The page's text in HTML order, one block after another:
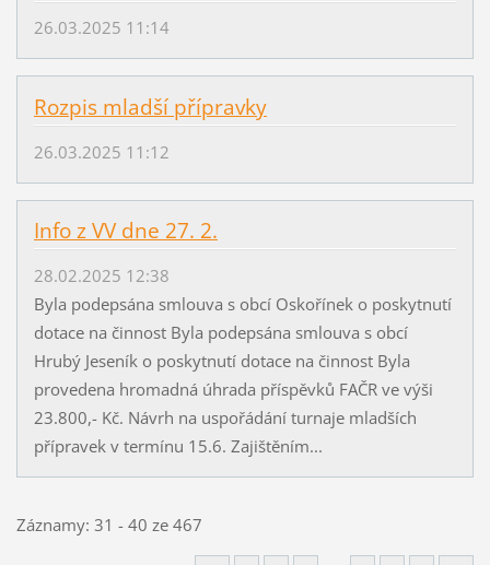
26.03.2025 11:14
Rozpis mladší přípravky
26.03.2025 11:12
Info z VV dne 27. 2.
28.02.2025 12:38
Byla podepsána smlouva s obcí Oskořínek o poskytnutí
dotace na činnost Byla podepsána smlouva s obcí
Hrubý Jeseník o poskytnutí dotace na činnost Byla
provedena hromadná úhrada příspěvků FAČR ve výši
23.800,- Kč. Návrh na uspořádání turnaje mladších
přípravek v termínu 15.6. Zajištěním...
Záznamy: 31 - 40 ze 467